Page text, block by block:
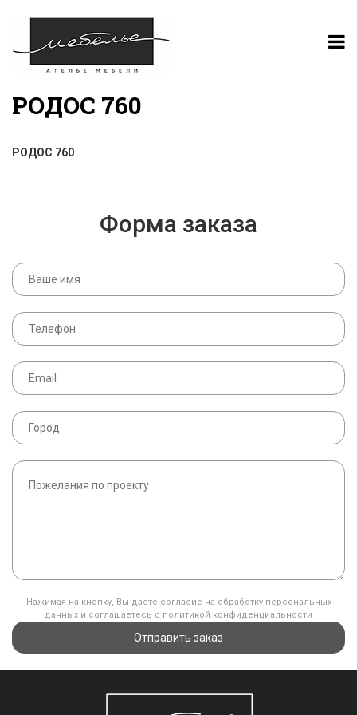
РОДОС 760
РОДОС 760
Форма заказа
Нажимая на кнопку, Вы даете согласие на обработку персональных
данных и соглашаетесь с политикой конфиденциальности
Отправить заказ